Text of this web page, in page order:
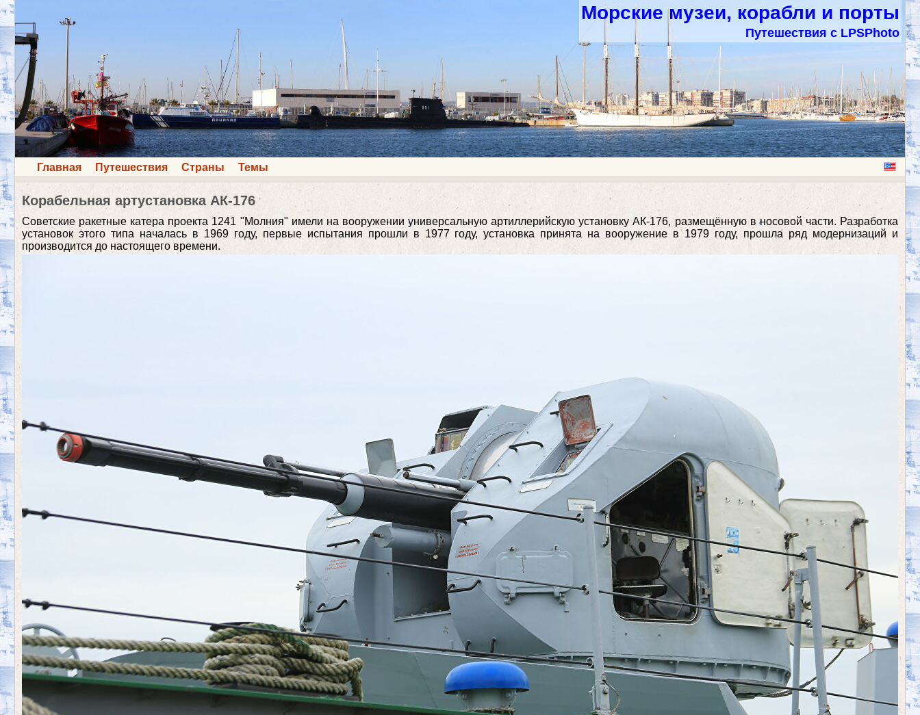
Морские музеи, корабли и порты
Путешествия с LPSPhoto
Главная Путешествия Страны Темы
Корабельная артустановка АК-176
Советские ракетные катера проекта 1241 "Молния" имели на вооружении универсальную артиллерийскую установку АК-176, размещённую в носовой части. Разработка
установок этого типа началась в 1969 году, первые испытания прошли в 1977 году, установка принята на вооружение в 1979 году, прошла ряд модернизаций и
производится до настоящего времени.